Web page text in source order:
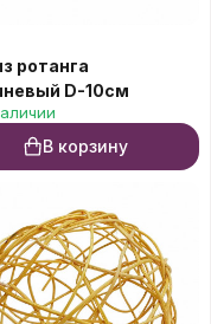
ротанга
D-10см
В корзину